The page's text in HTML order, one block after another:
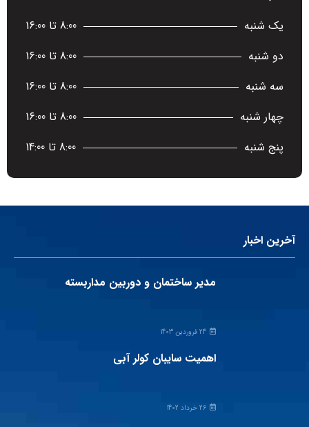
یک شنبه
8:00 تا 16:00
دو شنبه
8:00 تا 16:00
سه شنبه
8:00 تا 16:00
چهار شنبه
8:00 تا 16:00
پنج شنبه
8:00 تا 14:00
آخرین اخبار
مدیر ساختمان و دوربین مداربسته
24 فروردین 1403
اهمیت سایبان کولر آبی
26 خرداد 1402